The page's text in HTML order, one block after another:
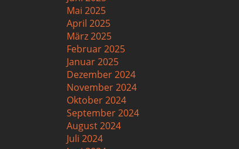
Mai 2025
April 2025
März 2025
Februar 2025
Januar 2025
Dezember 2024
November 2024
Oktober 2024
September 2024
August 2024
Juli 2024